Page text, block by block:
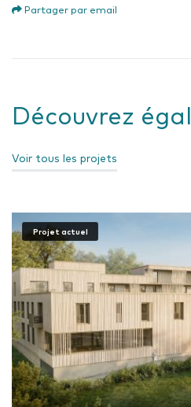
Partager par email
Découvrez
Voir tous les projets
Projet actuel